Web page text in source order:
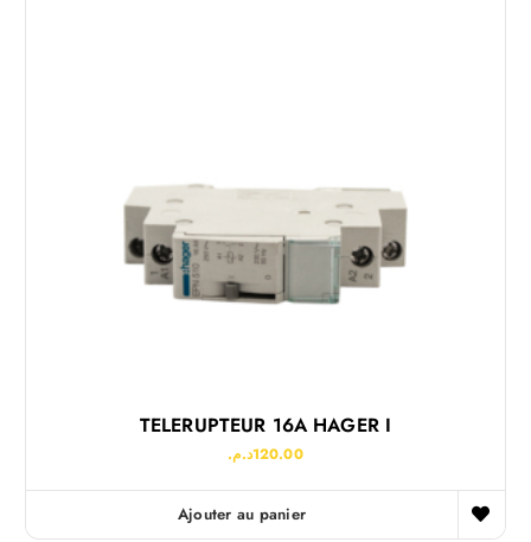
TELERUPTEUR 16A HAGER I
120.00د.م.
Ajouter au panier